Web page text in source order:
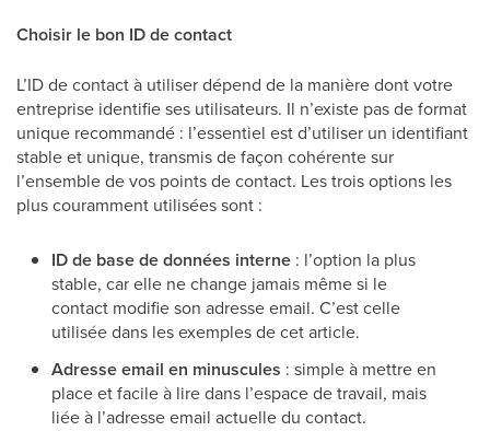
Choisir le bon ID de contact
L’ID de contact à utiliser dépend de la manière dont votre
entreprise identifie ses utilisateurs. Il n’existe pas de format
unique recommandé : l’essentiel est d’utiliser un identifiant
stable et unique, transmis de façon cohérente sur
l’ensemble de vos points de contact. Les trois options les
plus couramment utilisées sont :
ID de base de données interne : l’option la plus
stable, car elle ne change jamais même si le
contact modifie son adresse email. C’est celle
utilisée dans les exemples de cet article.
Adresse email en minuscules : simple à mettre en
place et facile à lire dans l’espace de travail, mais
liée à l’adresse email actuelle du contact.